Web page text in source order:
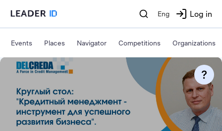
Eng Log in
Events Places Navigator Competitions Organizations